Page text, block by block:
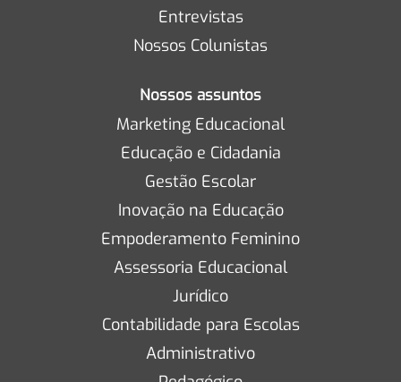
Entrevistas
Nossos Colunistas
Nossos assuntos
Marketing Educacional
Educação e Cidadania
Gestão Escolar
Inovação na Educação
Empoderamento Feminino
Assessoria Educacional
Jurídico
Contabilidade para Escolas
Administrativo